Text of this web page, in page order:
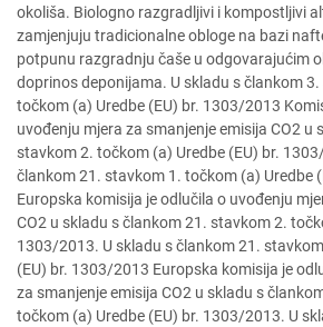
okoliša. Biologno razgradljivi i kompostljivi
zamjenjuju tradicionalne obloge na bazi
potpunu razgradnju čaše u odgovarajućim
doprinos deponijama. U skladu s člankom
točkom (a) Uredbe (EU) br. 1303/2013
uvođenju mjera za smanjenje emisija CO2 u
stavkom 2. točkom (a) Uredbe (EU) br.
člankom 21. stavkom 1. točkom (a) Uredbe
Europska komisija je odlučila o uvođenju
CO2 u skladu s člankom 21. stavkom 2.
1303/2013. U skladu s člankom 21.
(EU) br. 1303/2013 Europska komisija je
za smanjenje emisija CO2 u skladu s
točkom (a) Uredbe (EU) br. 1303/2013. U